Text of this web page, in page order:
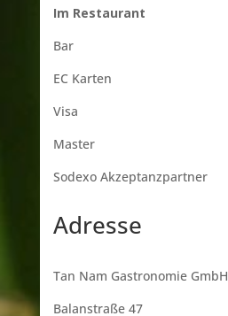
Im Restaurant
Bar
EC Karten
Visa
Master
Sodexo Akzeptanzpartner
Adresse
Tan Nam Gastronomie GmbH
Balanstraße 47